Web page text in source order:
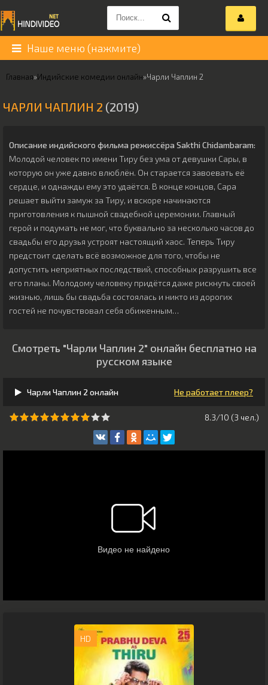
Наше меню (нажмите)
Главная»Индийские комедии онлайн»Чарли Чаплин 2
ЧАРЛИ ЧАПЛИН 2 (2019)
Описание индийского фильма режиссёра Sakthi Chidambaram:
Молодой человек по имени Тиру без ума от девушки Сары, в
которую он уже давно влюблён. Он старается завоевать её
сердце, и однажды ему это удаётся. В конце концов, Сара
решает выйти замуж за Тиру, и вскоре начинаются
приготовления к пышной свадебной церемонии. Главный
герой и подумать не мог, что буквально за несколько часов до
свадьбы его друзья устроят настоящий хаос. Теперь Тиру
предстоит сделать всё возможное для того, чтобы не
допустить неприятных последствий, способных разрушить все
его планы. Молодому человеку придётся даже рискнуть своей
жизнью, лишь бы свадьба состоялась и никто из дорогих
гостей не почувствовал себя обиженным…
Смотреть "Чарли Чаплин 2" онлайн бесплатно на
русском языке
Чарли Чаплин 2 онлайн Не работает плеер?
8.3/10 (3 чeл.)
HD